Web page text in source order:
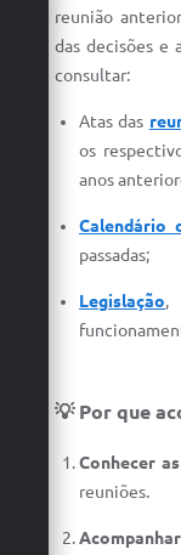
Audiências
Carta de
Arquivos para
Galeria de
Contas
Links Úteis
reunião
das decisões e
consultar:
Atas das
os
anos
Calendário
passadas;
Legislação,
💡 Por que
Conhecer
reuniões.